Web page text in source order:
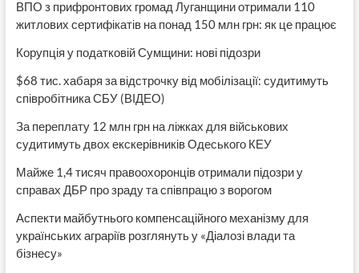
ВПО з прифронтових громад Луганщини отримали 110
житлових сертифікатів на понад 150 млн грн: як це працює
Корупція у податковій Сумщини: нові підозри
$68 тис. хабаря за відстрочку від мобілізації: судитимуть
співробітника СБУ (ВІДЕО)
За переплату 12 млн грн на ліжках для військових
судитимуть двох екскерівників Одеського КЕУ
Майже 1,4 тисяч правоохоронців отримали підозри у
справах ДБР про зраду та співпрацю з ворогом
Аспекти майбутнього компенсаційного механізму для
українських аграріїв розглянуть у «Діалозі влади та
бізнесу»